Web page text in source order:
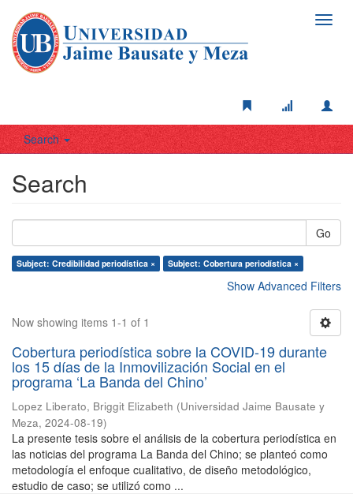
Search
Search
Go
Subject: Credibilidad periodística × Subject: Cobertura periodística ×
Show Advanced Filters
Now showing items 1-1 of 1
Cobertura periodística sobre la COVID-19 durante
los 15 días de la Inmovilización Social en el
programa ‘La Banda del Chino’
Lopez Liberato, Briggit Elizabeth (Universidad Jaime Bausate y
Meza, 2024-08-19)
La presente tesis sobre el análisis de la cobertura periodística en
las noticias del programa La Banda del Chino; se planteó como
metodología el enfoque cualitativo, de diseño metodológico,
estudio de caso; se utilizó como ...